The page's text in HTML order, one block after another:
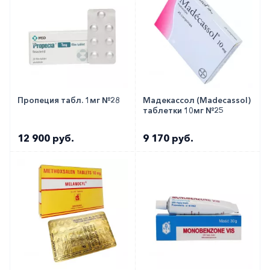
Пропеция табл. 1мг №28
12 900 руб.
Мадекассол (Madecassol)
таблетки 10мг №25
9 170 руб.